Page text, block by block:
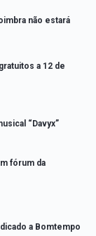
não estará
a 12 de
“Davyx”
fórum da
a Bomtempo